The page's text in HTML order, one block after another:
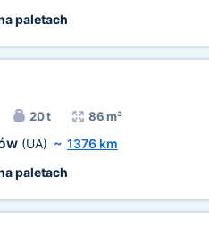
paletach
20 t 86 m³
(UA) ~ 1376 km
paletach